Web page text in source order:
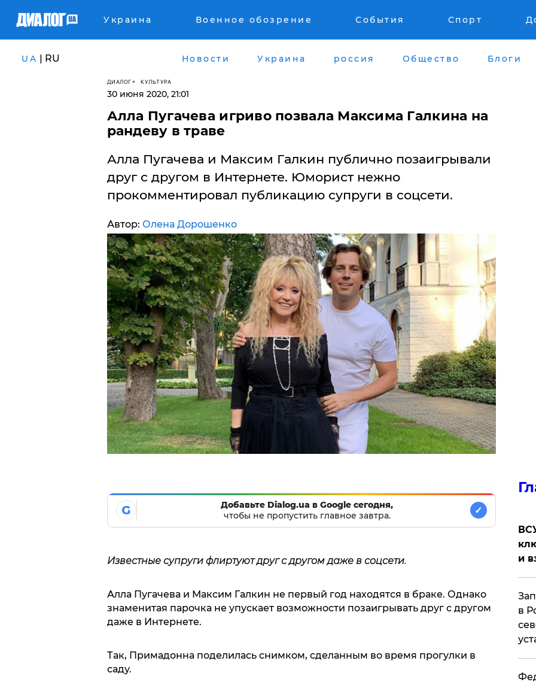
Украина Военное обозрение События Спорт
UA | RU Новости Украина россия Общество Блоги
ДИАЛОГ КУЛЬТУРА
30 июня 2020, 21:01
Алла Пугачева игриво позвала Максима Галкина на
рандеву в траве
Алла Пугачева и Максим Галкин публично позаигрывали
друг с другом в Интернете. Юморист нежно
прокомментировал публикацию супруги в соцсети.
Автор: Олена Дорошенко
G
Добавьте Dialog.ua в Google сегодня,
чтобы не пропустить главное завтра.
✓
Известные супруги флиртуют друг с другом даже в соцсети.
Алла Пугачева и Максим Галкин не первый год находятся в браке. Однако
знаменитая парочка не упускает возможности позаигрывать друг с другом
даже в Интернете.
Так, Примадонна поделилась снимком, сделанным во время прогулки в
саду.
и
в